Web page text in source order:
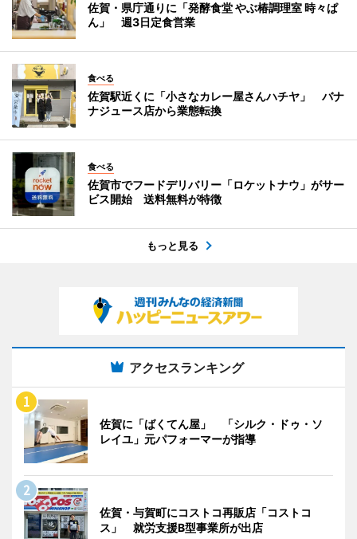
佐賀・県庁通りに「発酵食堂 やぶ椿調理室 時々ぱ
ん」 週3日定食営業
食べる
佐賀駅近くに「小さなカレー屋さんハチヤ」 バナ
ナジュース店から業態転換
食べる
佐賀市でフードデリバリー「ロケットナウ」がサー
ビス開始 送料無料が特徴
もっと見る
アクセスランキング
佐賀に「ばくてん屋」 「シルク・ドゥ・ソ
レイユ」元パフォーマーが指導
佐賀・与賀町にコストコ再販店「コストコ
ス」 就労支援B型事業所が出店